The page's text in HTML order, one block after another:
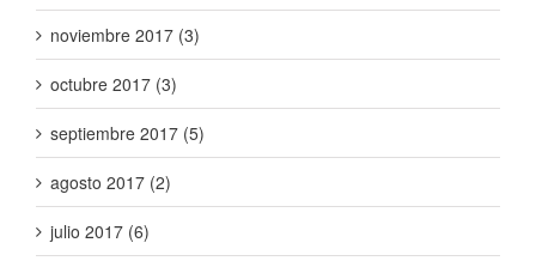
noviembre 2017 (3)
octubre 2017 (3)
septiembre 2017 (5)
agosto 2017 (2)
julio 2017 (6)